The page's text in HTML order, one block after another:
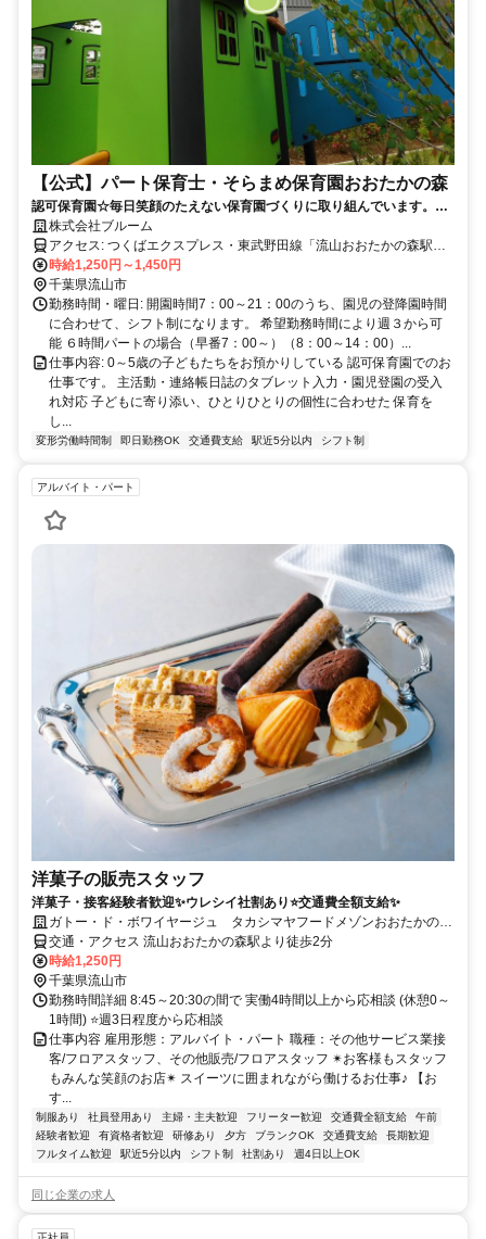
【公式】パート保育士・そらまめ保育園おおたかの森
認可保育園☆毎日笑顔のたえない保育園づくりに取り組んでいます。週
２日・勤務４時間からOK
株式会社ブルーム
アクセス: つくばエクスプレス・東武野田線「流山おおたかの森駅」
徒歩3分
時給1,250円～1,450円
千葉県流山市
勤務時間・曜日: 開園時間7：00～21：00のうち、園児の登降園時間
に合わせて、シフト制になります。 希望勤務時間により週３から可
能 ６時間パートの場合（早番7：00～）（8：00～14：00）...
仕事内容: 0～5歳の子どもたちをお預かりしている 認可保育園でのお
仕事です。 主活動・連絡帳日誌のタブレット入力・園児登園の受入
れ対応 子どもに寄り添い、ひとりひとりの個性に合わせた 保育を
し...
変形労働時間制 即日勤務OK 交通費支給 駅近5分以内 シフト制
アルバイト・パート
洋菓子の販売スタッフ
洋菓子・接客経験者歓迎✨ウレシイ社割あり⭐交通費全額支給✨
ガトー・ド・ボワイヤージュ タカシマヤフードメゾンおおたかの森
店
交通・アクセス 流山おおたかの森駅より徒歩2分
時給1,250円
千葉県流山市
勤務時間詳細 8:45～20:30の間で 実働4時間以上から応相談 (休憩0～
1時間) ⭐週3日程度から応相談
仕事内容 雇用形態：アルバイト・パート 職種：その他サービス業接
客/フロアスタッフ、その他販売/フロアスタッフ ✴お客様もスタッフ
もみんな笑顔のお店✴ スイーツに囲まれながら働けるお仕事♪ 【お
す...
制服あり 社員登用あり 主婦・主夫歓迎 フリーター歓迎 交通費全額支給
午前
経験者歓迎
有資格者歓迎 研修あり 夕方 ブランクOK 交通費支給
長期歓迎
フルタイム歓迎
駅近5分以内 シフト制 社割あり 週4日以上OK
同じ企業の求人